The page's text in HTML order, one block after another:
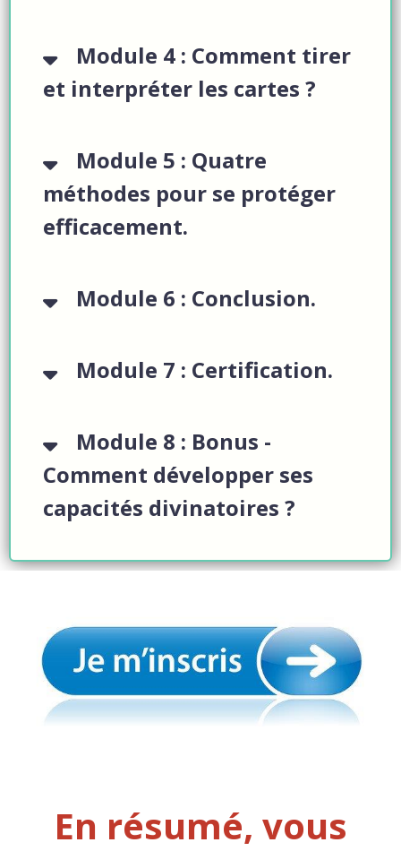
Module 4 : Comment tirer
et interpréter les cartes ?
Module 5 : Quatre
méthodes pour se protéger
efficacement.
Module 6 : Conclusion.
Module 7 : Certification.
Module 8 : Bonus -
Comment développer ses
capacités divinatoires ?
En résumé, vous